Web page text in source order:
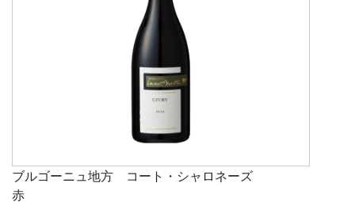
ブルゴーニュ地方 コート・シャロネーズ
赤